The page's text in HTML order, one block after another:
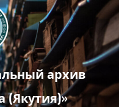
архив
(Якутия)»